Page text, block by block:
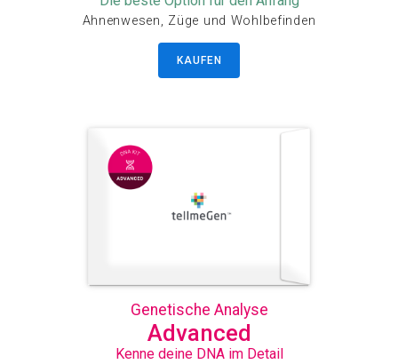
Ahnenwesen, Züge und Wohlbefinden
KAUFEN
Genetische Analyse
Advanced
Kenne deine DNA im Detail